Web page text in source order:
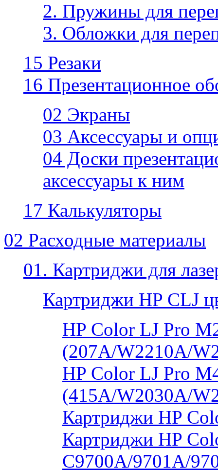
2. Пружины для
3. Обложки для
15 Резаки
16 Презентационное
02 Экраны
03 Аксессуары и
04 Доски
аксессуары к ним
17 Калькуляторы
02 Расходные материалы
01. Картриджи для
Картриджи HP CLJ
HP Color LJ Pro
(207A/W2210A/
HP Color LJ Pro
(415A/W2030A/
Картриджи HP
Картриджи HP
C9700A/9701A/